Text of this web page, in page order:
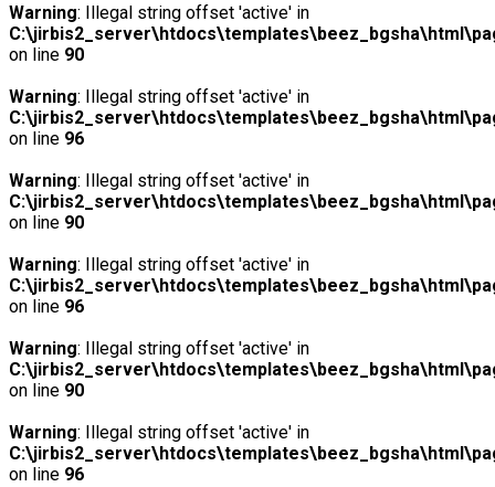
Warning: Illegal string offset 'active' in
on line 90
Warning: Illegal string offset 'active' in
on line 96
Warning: Illegal string offset 'active' in
on line 90
Warning: Illegal string offset 'active' in
on line 96
Warning: Illegal string offset 'active' in
on line 90
Warning: Illegal string offset 'active' in
on line 96